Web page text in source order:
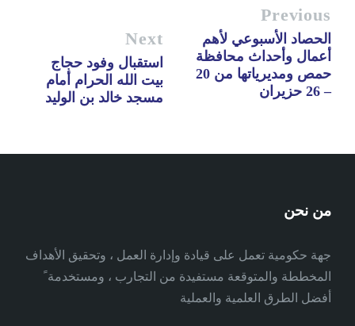
Previous
الحصاد الأسبوعي لأهم
أعمال وأحداث محافظة
حمص ومديرياتها من 20
– 26 حزيران
Next
استقبال وفود حجاج
بيت الله الحرام أمام
مسجد خالد بن الوليد
من نحن
جهة حكومية تعمل على قيادة وإدارة العمل ، وتحقيق الأهداف
المخططة والمتوقعة مستفيدة من التجارب ، ومستخدمة ً
أفضل الطرق العلمية والعملية